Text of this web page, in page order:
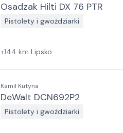
Osadzak Hilti DX 76 PTR
Pistolety i gwożdziarki
+144 km Lipsko
Kamil Kutyna
DeWalt DCN692P2
Pistolety i gwożdziarki